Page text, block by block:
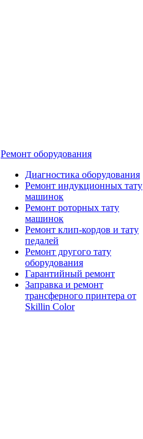
Ремонт оборудования
Диагностика оборудования
Ремонт индукционных тату
машинок
Ремонт роторных тату
машинок
Ремонт клип-кордов и тату
педалей
Ремонт другого тату
оборудования
Гарантийный ремонт
Заправка и ремонт
трансферного принтера от
Skillin Color